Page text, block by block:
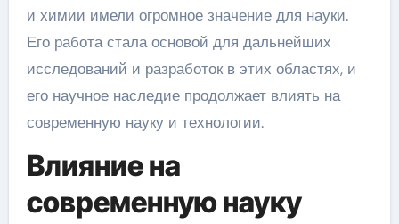
и химии имели огромное значение для науки.
Его работа стала основой для дальнейших
исследований и разработок в этих областях, и
его научное наследие продолжает влиять на
современную науку и технологии.
Влияние на
современную науку